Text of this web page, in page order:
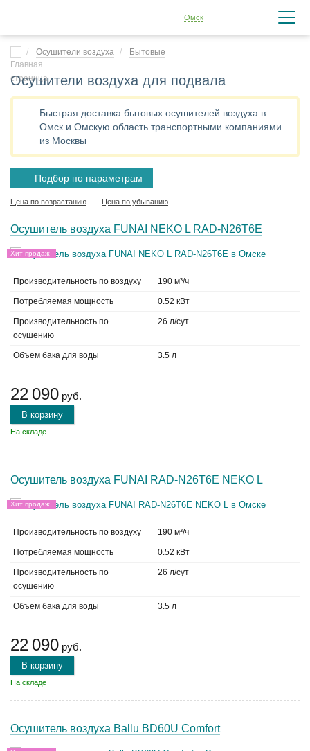
Омск
Осушители воздуха Бытовые
Осушители воздуха для подвала
Быстрая доставка бытовых осушителей воздуха в
Омск и Омскую область транспортными компаниями
из Москвы
Подбор по параметрам
Цена по возрастанию Цена по убыванию
Осушитель воздуха FUNAI NEKO L RAD-N26T6E
Хит продаж
Производительность по воздуху 190 м³/ч
Потребляемая мощность 0.52 кВт
Производительность по
осушению
26 л/сут
Объем бака для воды 3.5 л
22 090 руб.
В корзину
На складе
Осушитель воздуха FUNAI RAD-N26T6E NEKO L
Хит продаж
Производительность по воздуху 190 м³/ч
Потребляемая мощность 0.52 кВт
Производительность по
осушению
26 л/сут
Объем бака для воды 3.5 л
22 090 руб.
В корзину
На складе
Осушитель воздуха Ballu BD60U Comfort